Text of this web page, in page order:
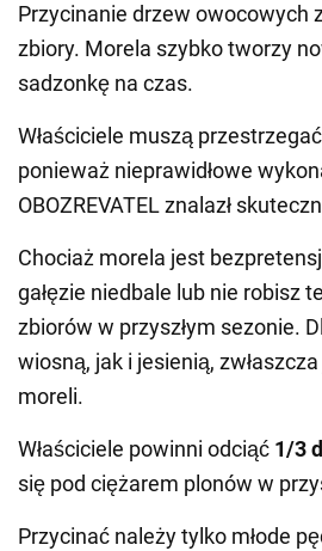
Przycinanie drzew owocowych
zbiory. Morela szybko tworzy
sadzonkę na czas.
Właściciele muszą
ponieważ nieprawidłowe
OBOZREVATEL znalazł
Chociaż morela jest
gałęzie niedbale lub nie robisz
zbiorów w przyszłym sezonie.
wiosną, jak i jesienią,
moreli.
Właściciele powinni odciąć 1/3
się pod ciężarem plonów w
Przycinać należy tylko młode